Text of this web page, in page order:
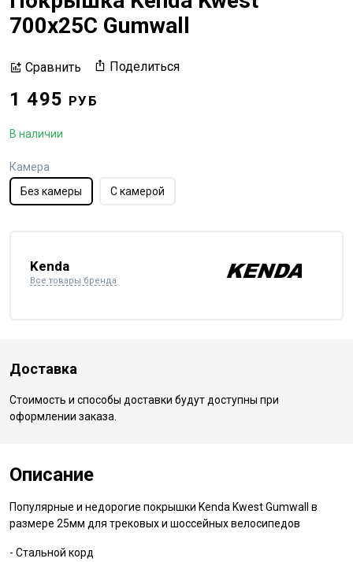
700x25C Gumwall
Сравнить Поделиться
1 495 РУБ
В наличии
Камера
Без камеры
С камерой
Kenda
Все товары бренда
Доставка
Стоимость и способы доставки будут доступны при
оформлении заказа.
Описание
Популярные и недорогие покрышки Kenda Kwest Gumwall в
размере 25мм для трековых и шоссейных велосипедов
- Стальной корд